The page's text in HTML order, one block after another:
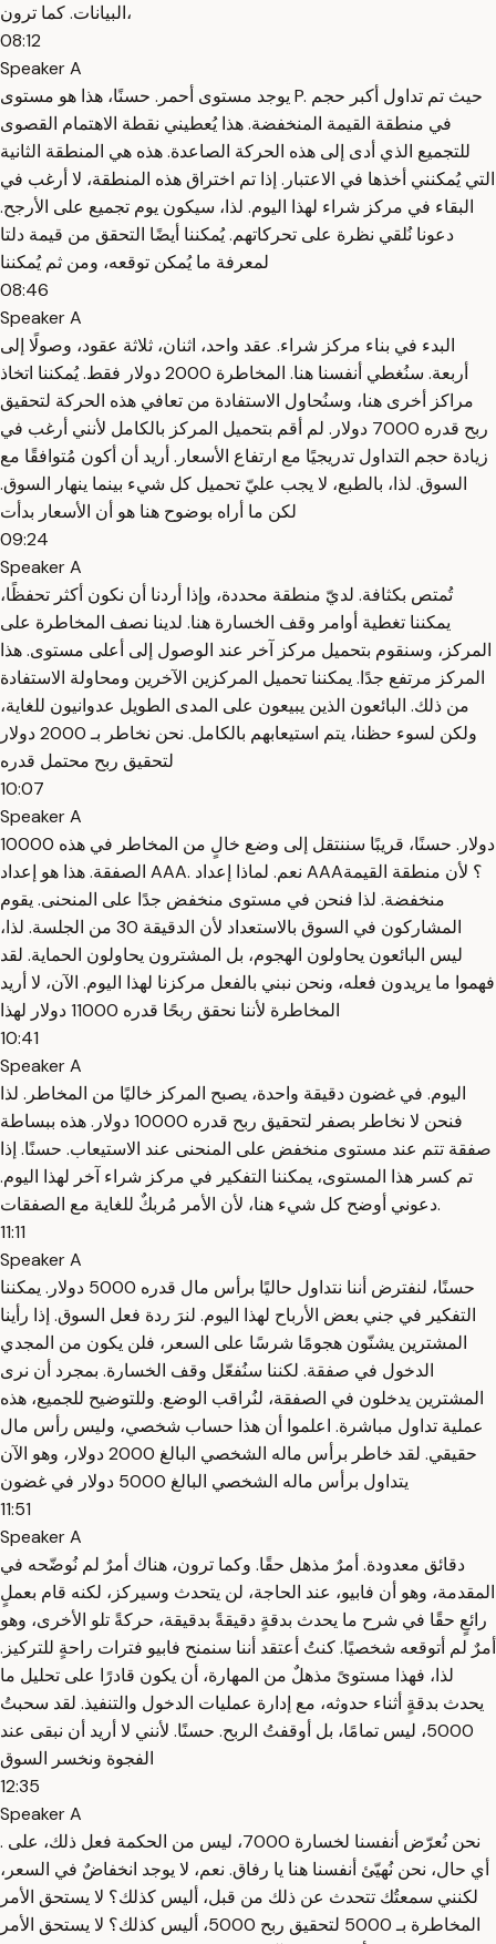
البيانات. كما ترون،
08:12
Speaker A
يوجد مستوى أحمر. حسنًا، هذا هو مستوى P. حيث تم تداول أكبر حجم
في منطقة القيمة المنخفضة. هذا يُعطيني نقطة الاهتمام القصوى
للتجميع الذي أدى إلى هذه الحركة الصاعدة. هذه هي المنطقة الثانية
التي يُمكنني أخذها في الاعتبار. إذا تم اختراق هذه المنطقة، لا أرغب في
البقاء في مركز شراء لهذا اليوم. لذا، سيكون يوم تجميع على الأرجح.
دعونا نُلقي نظرة على تحركاتهم. يُمكننا أيضًا التحقق من قيمة دلتا
لمعرفة ما يُمكن توقعه، ومن ثم يُمكننا
08:46
Speaker A
البدء في بناء مركز شراء. عقد واحد، اثنان، ثلاثة عقود، وصولًا إلى
أربعة. سنُغطي أنفسنا هنا. المخاطرة 2000 دولار فقط. يُمكننا اتخاذ
مراكز أخرى هنا، وسنُحاول الاستفادة من تعافي هذه الحركة لتحقيق
ربح قدره 7000 دولار. لم أقم بتحميل المركز بالكامل لأنني أرغب في
زيادة حجم التداول تدريجيًا مع ارتفاع الأسعار. أريد أن أكون مُتوافقًا مع
السوق. لذا، بالطبع، لا يجب عليّ تحميل كل شيء بينما ينهار السوق.
لكن ما أراه بوضوح هنا هو أن الأسعار بدأت
09:24
Speaker A
تُمتص بكثافة. لديّ منطقة محددة، وإذا أردنا أن نكون أكثر تحفظًا،
يمكننا تغطية أوامر وقف الخسارة هنا. لدينا نصف المخاطرة على
المركز، وسنقوم بتحميل مركز آخر عند الوصول إلى أعلى مستوى. هذا
المركز مرتفع جدًا. يمكننا تحميل المركزين الآخرين ومحاولة الاستفادة
من ذلك. البائعون الذين يبيعون على المدى الطويل عدوانيون للغاية،
ولكن لسوء حظنا، يتم استيعابهم بالكامل. نحن نخاطر بـ 2000 دولار
لتحقيق ربح محتمل قدره
10:07
Speaker A
10000 دولار. حسنًا، قريبًا سننتقل إلى وضع خالٍ من المخاطر في هذه
الصفقة. هذا هو إعداد AAA. نعم. لماذا إعداد AAA؟ لأن منطقة القيمة
منخفضة. لذا فنحن في مستوى منخفض جدًا على المنحنى. يقوم
المشاركون في السوق بالاستعداد لأن الدقيقة 30 من الجلسة. لذا،
ليس البائعون يحاولون الهجوم، بل المشترون يحاولون الحماية. لقد
فهموا ما يريدون فعله، ونحن نبني بالفعل مركزنا لهذا اليوم. الآن، لا أريد
المخاطرة لأننا نحقق ربحًا قدره 11000 دولار لهذا
10:41
Speaker A
اليوم. في غضون دقيقة واحدة، يصبح المركز خاليًا من المخاطر. لذا
فنحن لا نخاطر بصفر لتحقيق ربح قدره 10000 دولار. هذه ببساطة
صفقة تتم عند مستوى منخفض على المنحنى عند الاستيعاب. حسنًا. إذا
تم كسر هذا المستوى، يمكننا التفكير في مركز شراء آخر لهذا اليوم.
دعوني أوضح كل شيء هنا، لأن الأمر مُربكٌ للغاية مع الصفقات.
11:11
Speaker A
حسنًا، لنفترض أننا نتداول حاليًا برأس مال قدره 5000 دولار. يمكننا
التفكير في جني بعض الأرباح لهذا اليوم. لنرَ ردة فعل السوق. إذا رأينا
المشترين يشنّون هجومًا شرسًا على السعر، فلن يكون من المجدي
الدخول في صفقة. لكننا سنُفعّل وقف الخسارة. بمجرد أن نرى
المشترين يدخلون في الصفقة، لنُراقب الوضع. وللتوضيح للجميع، هذه
عملية تداول مباشرة. اعلموا أن هذا حساب شخصي، وليس رأس مال
حقيقي. لقد خاطر برأس ماله الشخصي البالغ 2000 دولار، وهو الآن
يتداول برأس ماله الشخصي البالغ 5000 دولار في غضون
11:51
Speaker A
دقائق معدودة. أمرٌ مذهل حقًا. وكما ترون، هناك أمرٌ لم نُوضّحه في
المقدمة، وهو أن فابيو، عند الحاجة، لن يتحدث وسيركز، لكنه قام بعملٍ
رائعٍ حقًا في شرح ما يحدث بدقةٍ دقيقةً بدقيقة، حركةً تلو الأخرى، وهو
أمرٌ لم أتوقعه شخصيًا. كنتُ أعتقد أننا سنمنح فابيو فترات راحةٍ للتركيز.
لذا، فهذا مستوىً مذهلٌ من المهارة، أن يكون قادرًا على تحليل ما
يحدث بدقةٍ أثناء حدوثه، مع إدارة عمليات الدخول والتنفيذ. لقد سحبتُ
5000، ليس تمامًا، بل أوقفتُ الربح. حسنًا. لأنني لا أريد أن نبقى عند
الفجوة ونخسر السوق
12:35
Speaker A
. نحن نُعرّض أنفسنا لخسارة 7000، ليس من الحكمة فعل ذلك، على
أي حال، نحن نُهيّئ أنفسنا هنا يا رفاق. نعم، لا يوجد انخفاضٌ في السعر،
لكنني سمعتُك تتحدث عن ذلك من قبل، أليس كذلك؟ لا يستحق الأمر
المخاطرة بـ 5000 لتحقيق ربح 5000، أليس كذلك؟ لا يستحق الأمر